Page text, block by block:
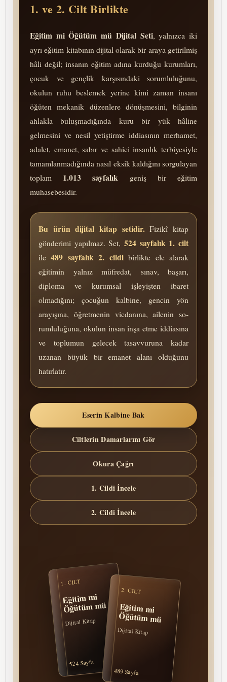
1. ve 2. Cilt Birlikte
Eğitim mi Öğütüm mü Dijital Seti, yalnızca iki
ayrı eğitim kitabının dijital olarak bir araya getirilmiş
hâli değil; insanın eğitim adına kurduğu kurumları,
çocuk ve gençlik karşısındaki so­rum­lu­lu­ğu­nu,
okulun ruhu beslemek yerine kimi zaman insanı
öğüten mekanik düzenlere dö­nüş­me­si­ni, bilginin
ahlakla buluşmadığında kuru bir yük hâline
gelmesini ve nesil yetiştirme iddiasının merhamet,
adalet, emanet, sabır ve sahici insanlık terbiyesiyle
tamamlanmadığında nasıl eksik kaldığını sorgulayan
toplam 1.013 sayfalık geniş bir eğitim
muhasebesidir.
Bu ürün dijital kitap setidir.Fizikî kitap
gönderimi yapılmaz. Set, 524 sayfalık 1. cilt
ile489 sayfalık 2. cildibirlikte ele alarak
eğitimin yalnız müfredat, sınav, başarı,
diploma ve kurumsal işleyişten ibaret
olmadığını; çocuğun kalbine, gencin yön
arayışına, öğretmenin vicdanına, ailenin so­
rum­lu­lu­ğu­na, okulun insan inşa etme iddiasına
ve toplumun gelecek tasavvuruna kadar
uzanan büyük bir emanet alanı olduğunu
hatırlatır.
Eserin Kalbine Bak
Ciltlerin Damarlarını Gör
Okura Çağrı
1. Cildi İncele
2. Cildi İncele
1. CILT
Eğitim mi
Öğütüm mü
Dijital Kitap
524 Sayfa
2. CILT
Eğitim mi
Öğütüm mü
Dijital Kitap
489 Sayfa